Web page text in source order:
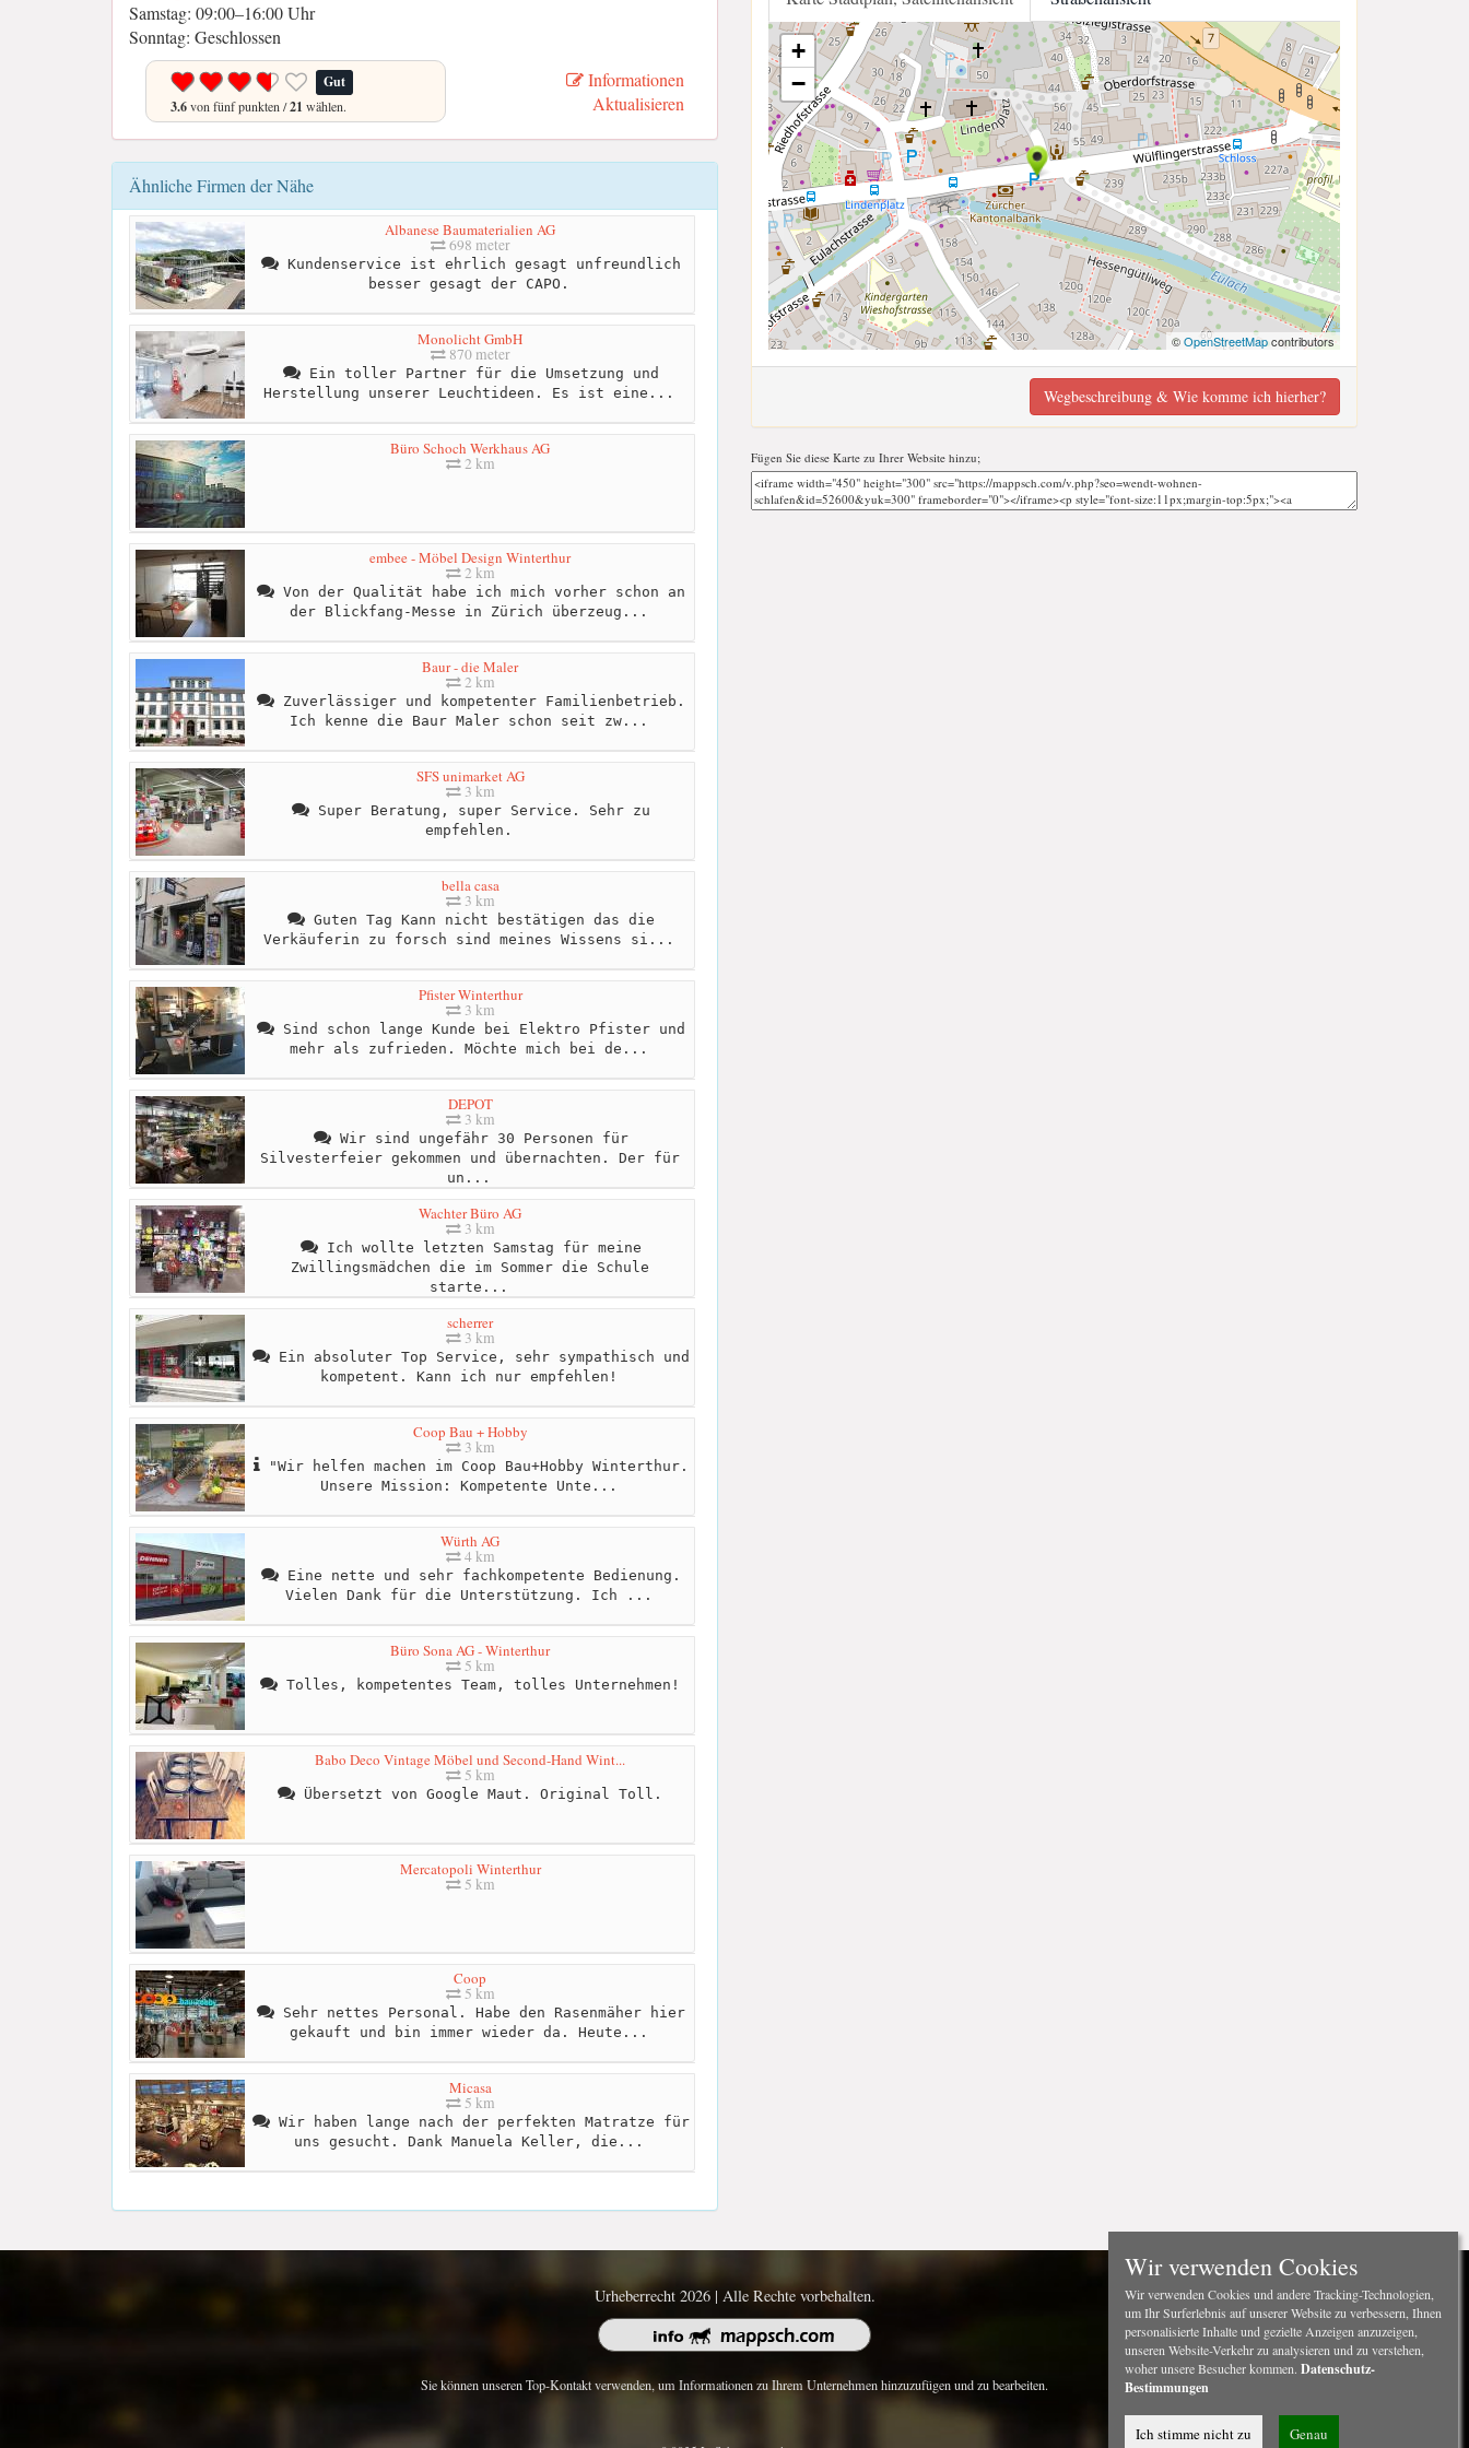
Samstag: 09:00–16:00 Uhr
Sonntag: Geschlossen
Gut
3.6von fünf punkten /21 wählen.
Informationen
Aktualisieren
Ähnliche Firmen der Nähe
Albanese Baumaterialien AG
698 meter
Kundenservice ist ehrlich gesagt unfreundlich
besser gesagt der CAPO.
Monolicht GmbH
870 meter
Ein toller Partner für die Umsetzung und
Herstellung unserer Leuchtideen. Es ist eine...
Büro Schoch Werkhaus AG
2 km
embee - Möbel Design Winterthur
2 km
Von der Qualität habe ich mich vorher schon an
der Blickfang-Messe in Zürich überzeug...
Baur - die Maler
2 km
Zuverlässiger und kompetenter Familienbetrieb.
Ich kenne die Baur Maler schon seit zw...
SFS unimarket AG
3 km
Super Beratung, super Service. Sehr zu
empfehlen.
bella casa
3 km
Guten Tag Kann nicht bestätigen das die
Verkäuferin zu forsch sind meines Wissens si...
Pfister Winterthur
3 km
Sind schon lange Kunde bei Elektro Pfister und
mehr als zufrieden. Möchte mich bei de...
DEPOT
3 km
Wir sind ungefähr 30 Personen für
Silvesterfeier gekommen und übernachten. Der für
un...
Wachter Büro AG
3 km
Ich wollte letzten Samstag für meine
Zwillingsmädchen die im Sommer die Schule
starte...
scherrer
3 km
Ein absoluter Top Service, sehr sympathisch und
kompetent. Kann ich nur empfehlen!
Coop Bau + Hobby
3 km
"Wir helfen machen im Coop Bau+Hobby Winterthur.
Unsere Mission: Kompetente Unte...
Würth AG
4 km
Eine nette und sehr fachkompetente Bedienung.
Vielen Dank für die Unterstützung. Ich ...
Büro Sona AG - Winterthur
5 km
Tolles, kompetentes Team, tolles Unternehmen!
Babo Deco Vintage Möbel und Second-Hand Wint...
5 km
Übersetzt von Google Maut. Original Toll.
Mercatopoli Winterthur
5 km
Coop
5 km
Sehr nettes Personal. Habe den Rasenmäher hier
gekauft und bin immer wieder da. Heute...
Micasa
5 km
Wir haben lange nach der perfekten Matratze für
uns gesucht. Dank Manuela Keller, die...
+
−
©OpenStreetMapcontributors
Wegbeschreibung & Wie komme ich hierher?
Fügen Sie diese Karte zu Ihrer Website hinzu;
Urheberrecht 2026 | Alle Rechte vorbehalten.
Sie können unseren Top-Kontakt verwenden, um Informationen zu Ihrem Unternehmen hinzuzufügen und zu bearbeiten.
Wir verwenden Cookies
Wir verwenden Cookies und andere Tracking-Technologien,
um Ihr Surferlebnis auf unserer Website zu verbessern, Ihnen
personalisierte Inhalte und gezielte Anzeigen anzuzeigen,
unseren Website-Verkehr zu analysieren und zu verstehen,
woher unsere Besucher kommen. Datenschutz-
Bestimmungen
Ich stimme nicht zu Genau